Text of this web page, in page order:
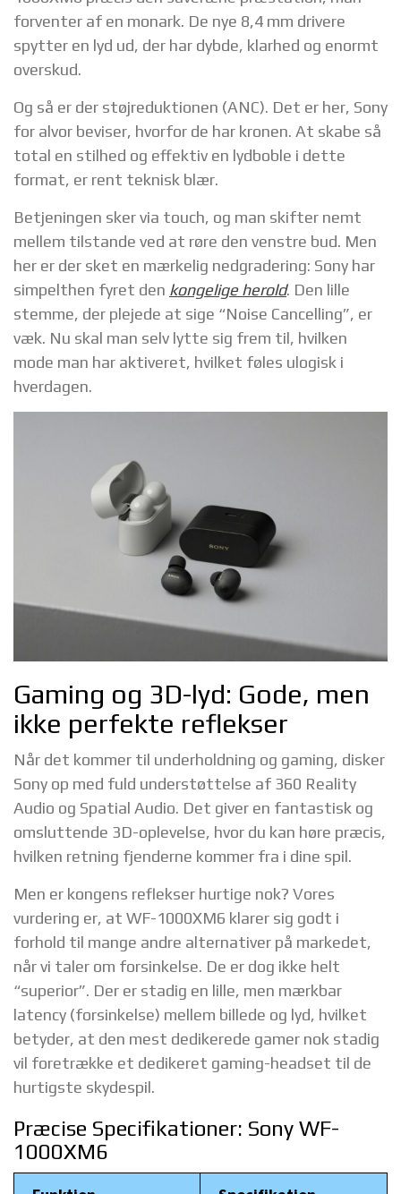
forventer af en monark. De nye 8,4 mm drivere
spytter en lyd ud, der har dybde, klarhed og enormt
overskud.
Og så er der støjreduktionen (ANC). Det er her, Sony
for alvor beviser, hvorfor de har kronen. At skabe så
total en stilhed og effektiv en lydboble i dette
format, er rent teknisk blær.
Betjeningen sker via touch, og man skifter nemt
mellem tilstande ved at røre den venstre bud. Men
her er der sket en mærkelig nedgradering: Sony har
simpelthen fyret den kongelige herold. Den lille
stemme, der plejede at sige “Noise Cancelling”, er
væk. Nu skal man selv lytte sig frem til, hvilken
mode man har aktiveret, hvilket føles ulogisk i
hverdagen.
Gaming og 3D-lyd: Gode, men
ikke perfekte reflekser
Når det kommer til underholdning og gaming, disker
Sony op med fuld understøttelse af 360 Reality
Audio og Spatial Audio. Det giver en fantastisk og
omsluttende 3D-oplevelse, hvor du kan høre præcis,
hvilken retning fjenderne kommer fra i dine spil.
Men er kongens reflekser hurtige nok? Vores
vurdering er, at WF-1000XM6 klarer sig godt i
forhold til mange andre alternativer på markedet,
når vi taler om forsinkelse. De er dog ikke helt
“superior”. Der er stadig en lille, men mærkbar
latency (forsinkelse) mellem billede og lyd, hvilket
betyder, at den mest dedikerede gamer nok stadig
vil foretrække et dedikeret gaming-headset til de
hurtigste skydespil.
Præcise Specifikationer: Sony WF-
1000XM6